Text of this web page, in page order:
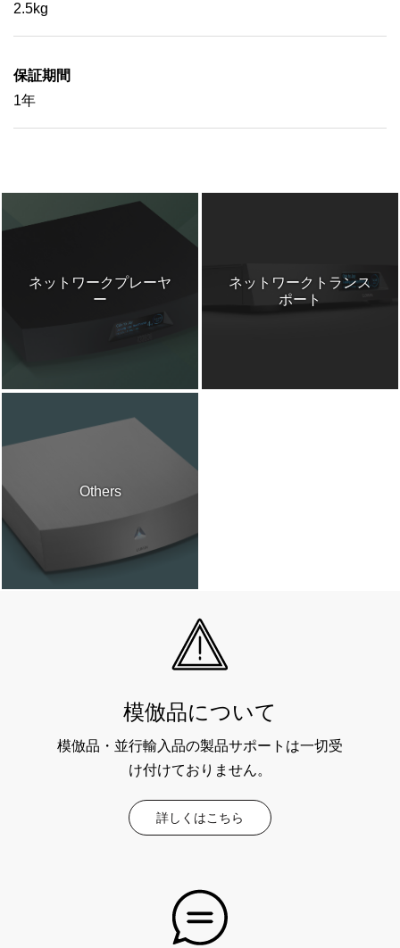
2.5kg
保証期間
1年
ネットワークプレーヤ
ー
ネットワークトランス
ポート
Others
模倣品について
模倣品・並行輸入品の製品サポートは一切受
け付けておりません。
詳しくはこちら